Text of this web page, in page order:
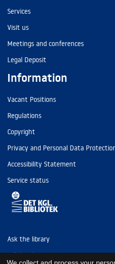
Services
Visit us
Meetings and conferences
Legal Deposit
Information
Vacant Positions
Regulations
Copyright
Privacy and Personal Data
Accessibility Statement
Service status
Ask the library
Tel: (+45) 3347 4747